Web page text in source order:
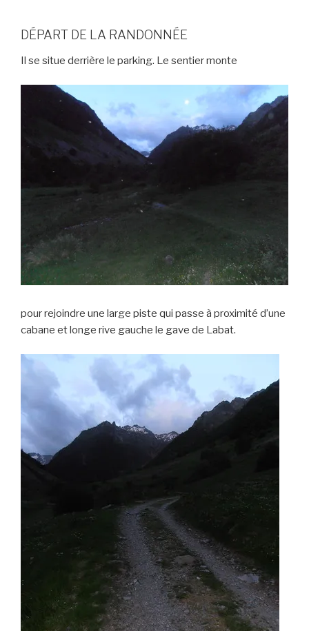
DÉPART DE LA RANDONNÉE
Il se situe derrière le parking. Le sentier monte
pour rejoindre une large piste qui passe à proximité d’une
cabane et longe rive gauche le gave de Labat.